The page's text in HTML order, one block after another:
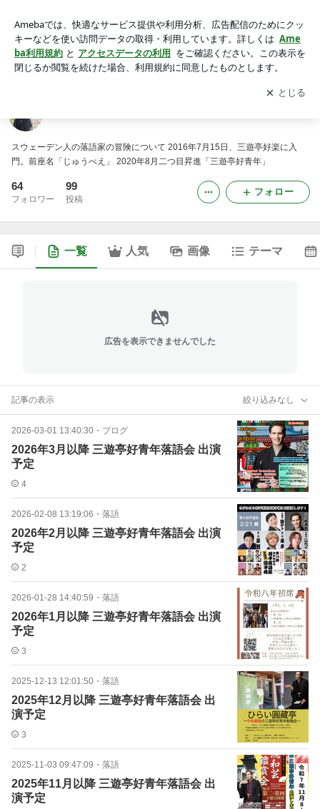
アプリをダウンロードして ブログの更新通知
を受け取りまし
ょう。
開く
スウェーデン人の落語家の冒険について 2016年7月15日、三遊亭好楽に入
門。前座名「じゅうべえ」 2020年8月二つ目昇進「三遊亭好青年」
64
フォロワー
99
投稿
フォロー
一覧 人気 画像 テーマ
広告を表示できませんでした
記事の表示 絞り込みなし
2026-03-01 13:40:30 ・ ブログ
2026年3月以降 三遊亭好青年落語会 出演
予定
4
2026-02-08 13:19:06 ・ 落語
2026年2月以降 三遊亭好青年落語会 出演
予定
2
2026-01-28 14:40:59 ・ 落語
2026年1月以降 三遊亭好青年落語会 出演
予定
3
2025-12-13 12:01:50 ・ 落語
2025年12月以降 三遊亭好青年落語会 出
演予定
3
2025-11-03 09:47:09 ・ 落語
2025年11月以降 三遊亭好青年落語会 出
演予定